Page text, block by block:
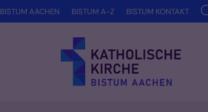
Zum Inhalt springen
BISTUM AACHEN BISTUM A-Z BISTUM KONTAKT